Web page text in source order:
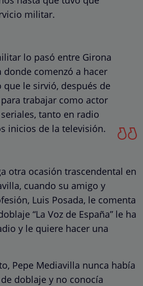
militar.
lo pasó entre Girona
donde comenzó a hacer
que le sirvió, después de
trabajar como actor
tanto en radio
inicios de la televisión.
otra ocasión trascendental en
cuando su amigo y
Luis Posada, le comenta
“La Voz de España” le ha
y le quiere hacer una
Pepe Mediavilla nunca había
doblaje y no conocía